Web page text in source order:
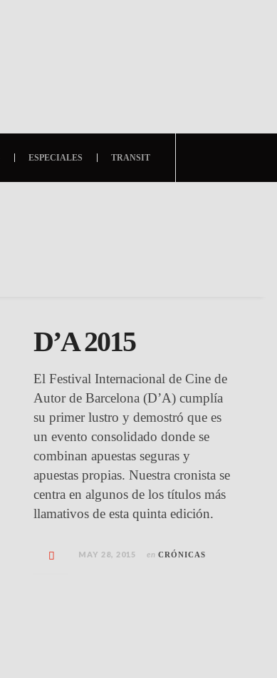
ESPECIALES TRANSIT
D’A 2015
El Festival Internacional de Cine de
Autor de Barcelona (D’A) cumplía
su primer lustro y demostró que es
un evento consolidado donde se
combinan apuestas seguras y
apuestas propias. Nuestra cronista se
centra en algunos de los títulos más
llamativos de esta quinta edición.
MAY 28, 2015 en CRÓNICAS